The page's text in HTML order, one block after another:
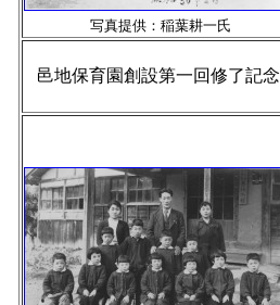
写真提供：稲葉耕一氏
邑地保育園創設第一回修了記念